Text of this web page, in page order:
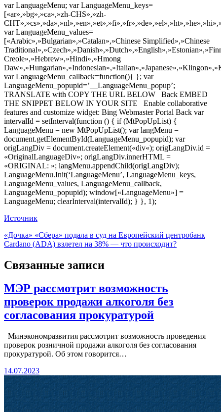
var LanguageMenu; var LanguageMenu_keys=
[«ar»,»bg»,»ca»,»zh-CHS»,»zh-
var LanguageMenu_values=
[«Arabic»,»Bulgarian»,»Catalan»,»Chinese Simplified»,»Chinese
Creole»,»Hebrew»,»Hindi»,»Hmong
var LanguageMenu_callback=function(){ }; var
LanguageMenu_popupid=’__LanguageMenu_popup’;
TRANSLATE with COPY THE URL BELOW Back EMBED
THE SNIPPET BELOW IN YOUR SITE Enable collaborative
features and customize widget: Bing Webmaster Portal Back var
intervalId = setInterval(function () { if (MtPopUpList) {
LanguageMenu = new MtPopUpList(); var langMenu =
document.getElementById(LanguageMenu_popupid); var
origLangDiv = document.createElement(«div«); origLangDiv.id =
«OriginalLanguageDiv»; origLangDiv.innerHTML =
«ORIGINAL: »; langMenu.appendChild(origLangDiv);
LanguageMenu.Init(‘LanguageMenu’, LanguageMenu_keys,
LanguageMenu_values, LanguageMenu_callback,
LanguageMenu_popupid); window[«LanguageMenu»] =
LanguageMenu; clearInterval(intervalId); } }, 1);
Источник
Навигация
по
записям
«Дочка» «Сбера» подала в суд на Европейский центробанк
Cardano (ADA) взлетел на 38% — что происходит?
Связанные записи
МЭР рассмотрит возможность
проверок продажи алкоголя без
согласования прокуратурой
Минэкономразвития рассмотрит возможность проведения
проверок розничной продажи алкоголя без согласования
прокуратурой. Об этом говорится…
14.07.2023